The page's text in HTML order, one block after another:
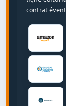
contrat